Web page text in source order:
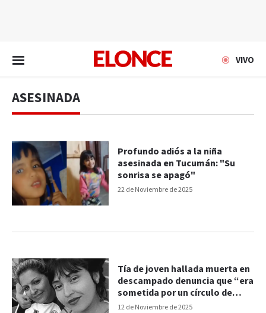
VIVO
ASESINADA
22 de Noviembre de 2025
Profundo adiós a la niña
asesinada en Tucumán: "Su
sonrisa se apagó"
12 de Noviembre de 2025
Tía de joven hallada muerta en
descampado denuncia que “era
sometida por un círculo de
prostitución y drogas”